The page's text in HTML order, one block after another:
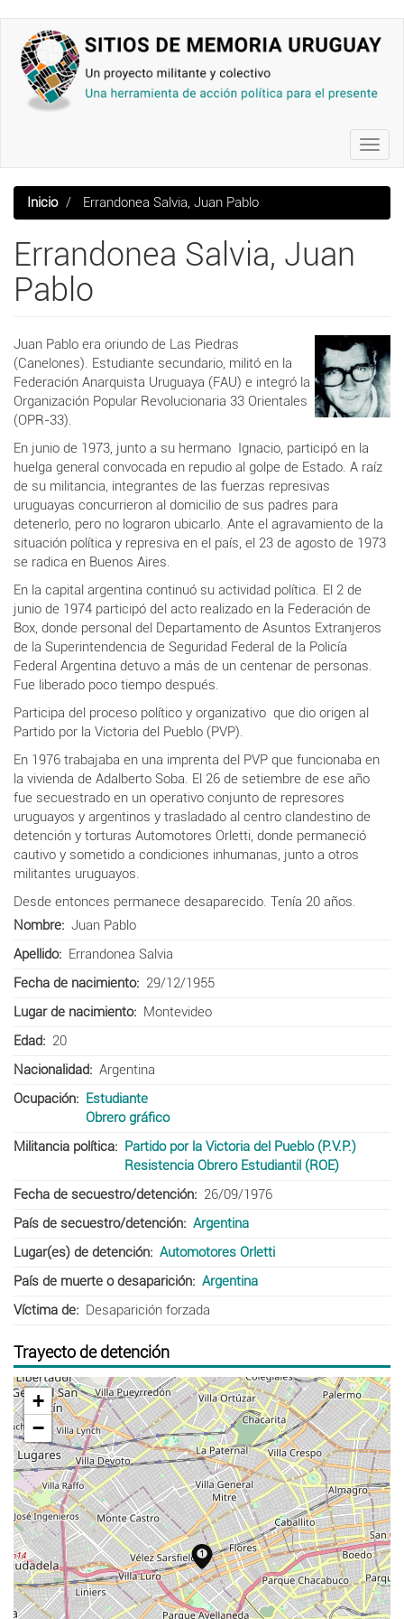
contenido
principal
Inicio Errandonea Salvia, Juan Pablo
Errandonea Salvia, Juan
Pablo
Juan Pablo era oriundo de Las Piedras
(Canelones). Estudiante secundario, militó en la
Federación Anarquista Uruguaya (FAU) e integró la
Organización Popular Revolucionaria 33 Orientales
(OPR-33).
En junio de 1973, junto a su hermano Ignacio, participó en la
huelga general convocada en repudio al golpe de Estado. A raíz
de su militancia, integrantes de las fuerzas represivas
uruguayas concurrieron al domicilio de sus padres para
detenerlo, pero no lograron ubicarlo. Ante el agravamiento de la
situación política y represiva en el país, el 23 de agosto de 1973
se radica en Buenos Aires.
En la capital argentina continuó su actividad política. El 2 de
junio de 1974 participó del acto realizado en la Federación de
Box, donde personal del Departamento de Asuntos Extranjeros
de la Superintendencia de Seguridad Federal de la Policía
Federal Argentina detuvo a más de un centenar de personas.
Fue liberado poco tiempo después.
Participa del proceso político y organizativo que dio origen al
Partido por la Victoria del Pueblo (PVP).
En 1976 trabajaba en una imprenta del PVP que funcionaba en
la vivienda de Adalberto Soba. El 26 de setiembre de ese año
fue secuestrado en un operativo conjunto de represores
uruguayos y argentinos y trasladado al centro clandestino de
detención y torturas Automotores Orletti, donde permaneció
cautivo y sometido a condiciones inhumanas, junto a otros
militantes uruguayos.
Desde entonces permanece desaparecido. Tenía 20 años.
Nombre
Juan Pablo
Apellido
Errandonea Salvia
Fecha de nacimiento
29/12/1955
Lugar de nacimiento
Montevideo
Edad
20
Nacionalidad
Argentina
Ocupación
Estudiante
Obrero gráfico
Militancia política
Partido por la Victoria del Pueblo (P.V.P.)
Resistencia Obrero Estudiantil (ROE)
Fecha de secuestro/detención
26/09/1976
País de secuestro/detención
Argentina
Lugar(es) de detención
Automotores Orletti
País de muerte o desaparición
Argentina
Víctima de
Desaparición forzada
Trayecto de detención
+
−